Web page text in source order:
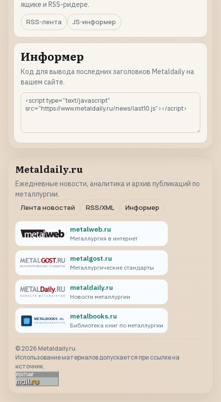
ящике и RSS-ридере.
RSS-лента
JS-информер
Информер
Код для вывода последних заголовков Metaldaily на
вашем сайте.
Metaldaily.ru
Ежедневные новости, аналитика и архив публикаций по
металлургии.
Лента новостей
RSS/XML Информер
metalweb.ru
Металлургия в интернет
metalgost.ru
Металлургические стандарты
metaldaily.ru
Новости металлургии
metalbooks.ru
Библиотека книг по металлургии
©2026 Metaldaily.ru
Использование материалов допускается при ссылке на
источник.